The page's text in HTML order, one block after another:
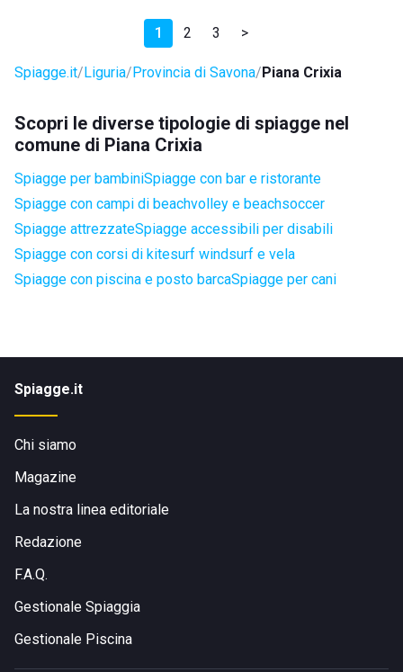
1 2 3 >
Spiagge.it Liguria Provincia di Savona Piana Crixia
Scopri le diverse tipologie di spiagge nel
comune di Piana Crixia
Spiagge per bambiniSpiagge con bar e ristorante
Spiagge con campi di beachvolley e beachsoccer
Spiagge attrezzateSpiagge accessibili per disabili
Spiagge con corsi di kitesurf windsurf e vela
Spiagge con piscina e posto barcaSpiagge per cani
Spiagge.it
Chi siamo
Magazine
La nostra linea editoriale
Redazione
F.A.Q.
Gestionale Spiaggia
Gestionale Piscina